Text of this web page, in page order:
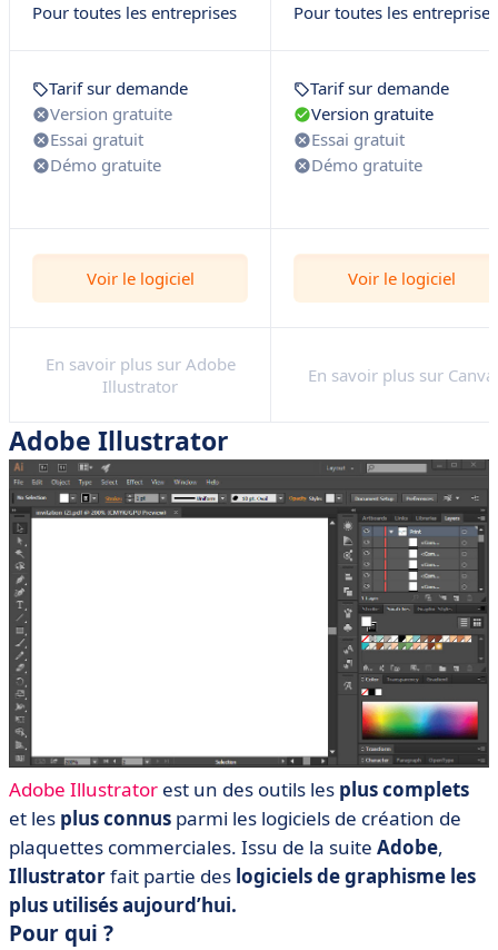
Pour toutes les entreprises Pour toutes les entreprises
Tarif sur demande
Version gratuite
Essai gratuit
Démo gratuite
Tarif sur demande
Version gratuite
Essai gratuit
Démo gratuite
Voir le logiciel Voir le logiciel
En savoir plus sur Adobe
Illustrator
En savoir plus sur Canva
Adobe Illustrator
Adobe Illustrator est un des outils les plus complets
et les plus connus parmi les logiciels de création de
plaquettes commerciales. Issu de la suite Adobe,
Illustratorfait partie des logiciels de graphisme les
plus utilisés aujourd’hui.
Pour qui ?